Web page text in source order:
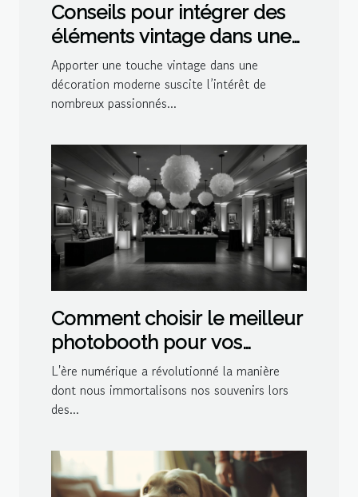
Conseils pour intégrer des
éléments vintage dans une
décoration moderne
Apporter une touche vintage dans une
décoration moderne suscite l’intérêt de
nombreux passionnés...
Comment choisir le meilleur
photobooth pour vos
événements spéciaux
L'ère numérique a révolutionné la manière
dont nous immortalisons nos souvenirs lors
des...